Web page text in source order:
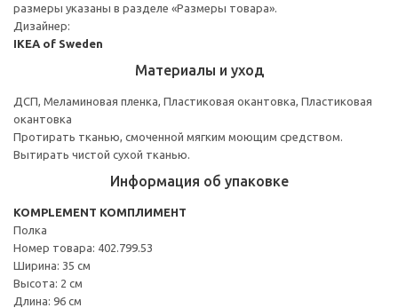
размеры указаны в разделе «Размеры товара».
Дизайнер:
IKEA of Sweden
Материалы и уход
ДСП, Меламиновая пленка, Пластиковая окантовка, Пластиковая
окантовка
Протирать тканью, смоченной мягким моющим средством.
Вытирать чистой сухой тканью.
Информация об упаковке
KOMPLEMENT КОМПЛИМЕНТ
Полка
Номер товара: 402.799.53
Ширина: 35 см
Высота: 2 см
Длина: 96 см